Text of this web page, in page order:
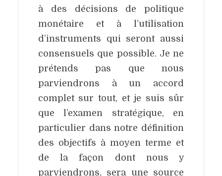
à
des décisions de
politique
monétaire
et à
l’utilisation
d’instruments
qui seront aussi
consensuels que possible. Je ne
prétends
pas que
nous
parviendrons
à un
accord
complet sur tout, et je suis sûr
que
l’examen stratégique,
en
particulier dans notre définition
des objectifs à moyen terme et
de
la façon dont nous
y
parviendrons, sera une source